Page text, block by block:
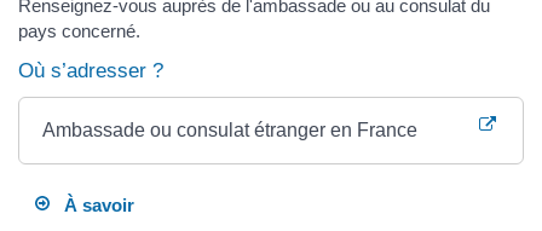
Renseignez-vous auprès de l'ambassade ou au consulat du
pays concerné.
Où s’adresser ?
Ambassade ou consulat étranger en France
À savoir